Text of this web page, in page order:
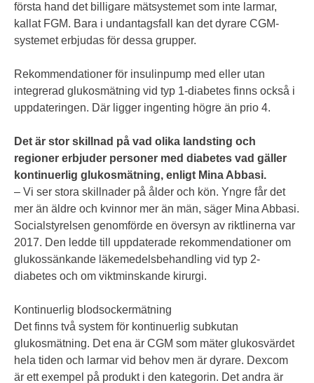
första hand det billigare mätsystemet som inte larmar,
kallat FGM. Bara i undantagsfall kan det dyrare CGM-
systemet erbjudas för dessa grupper.
Rekommendationer för insulinpump med eller utan
integrerad glukosmätning vid typ 1-diabetes finns också i
uppdateringen. Där ligger ingenting högre än prio 4.
Det är stor skillnad på vad olika landsting och
regioner erbjuder personer med diabetes vad gäller
kontinuerlig glukosmätning, enligt Mina Abbasi.
– Vi ser stora skillnader på ålder och kön. Yngre får det
mer än äldre och kvinnor mer än män, säger Mina Abbasi.
Socialstyrelsen genomförde en översyn av riktlinerna var
2017. Den ledde till uppdaterade rekommendationer om
glukossänkande läkemedelsbehandling vid typ 2-
diabetes och om viktminskande kirurgi.
Kontinuerlig blodsockermätning
Det finns två system för kontinuerlig subkutan
glukosmätning. Det ena är CGM som mäter glukosvärdet
hela tiden och larmar vid behov men är dyrare. Dexcom
är ett exempel på produkt i den kategorin. Det andra är